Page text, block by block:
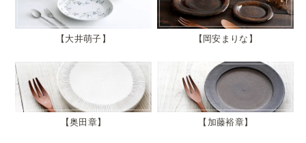
大井萌子 岡安まりな
奥田章 加藤裕章